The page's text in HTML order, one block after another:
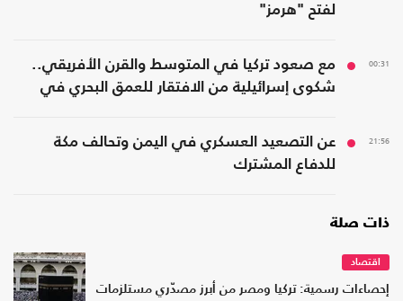
لفتح "هرمز"
00:31
مع صعود تركيا في المتوسط والقرن الأفريقي..
شكوى إسرائيلية من الافتقار للعمق البحري في
21:56
عن التصعيد العسكري في اليمن وتحالف مكة
للدفاع المشترك
ذات صلة
اقتصاد
إحصاءات رسمية: تركيا ومصر من أبرز مصدّري مستلزمات